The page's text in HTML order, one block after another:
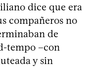
dice que era
compañeros no
de
tempo –con
y sin